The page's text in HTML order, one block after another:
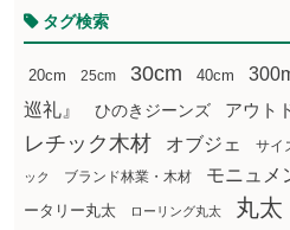
タグ検索
20cm 25cm 30cm 40cm
巡礼』
ひのきジーンズ アウト
レチック木材
オブジェ サイ
ック ブランド林業・木材 モニュメ
ータリー丸太
ローリング丸太 丸太